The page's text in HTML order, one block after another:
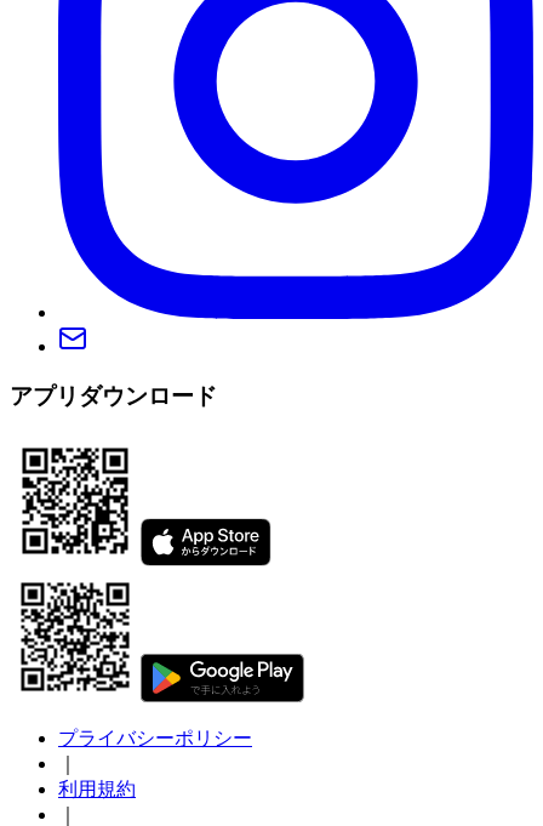
アプリダウンロード
プライバシーポリシー
利用規約